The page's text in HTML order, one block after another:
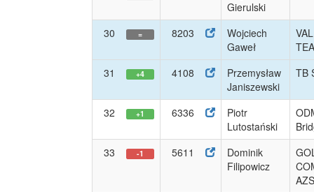
Gierulski
30 = 8203
Wojciech
Gaweł
31
+4 4108
Przemysław
Janiszewski
TB
32 +1 6336
Piotr
Lutostański
33
-1 5611
Dominik
Filipowicz